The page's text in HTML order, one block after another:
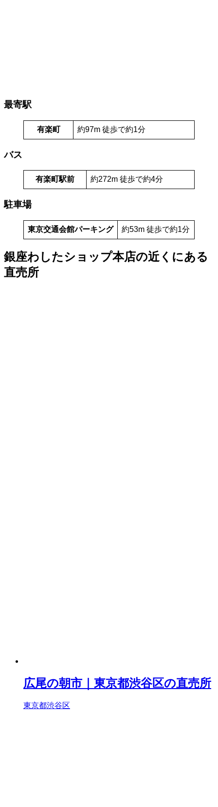
最寄駅
有楽町 約97m 徒歩で約1分
バス
有楽町駅前 約272m 徒歩で約4分
駐車場
東京交通会館パーキング 約53m 徒歩で約1分
銀座わしたショップ本店の近くにある
直売所
広尾の朝市｜東京都渋谷区の直売所
東京都渋谷区